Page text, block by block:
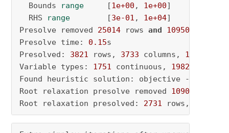
Bounds range [1e+00 , 1e+00]
RHS range [3e-01 , 1e+04]
Presolve removed 25014 rows and 10950
Presolve time: 0.15s
Presolved: 3821 rows, 3733 columns, 14172
Variable types: 1751 continuous, 1982
Found heuristic solution: objective -
Root relaxation presolve removed 1090
Root relaxation presolved: 2731 rows,